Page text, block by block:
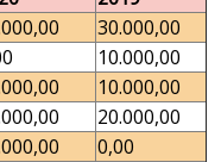
30.000,00
10.000,00
10.000,00
20.000,00
0,00